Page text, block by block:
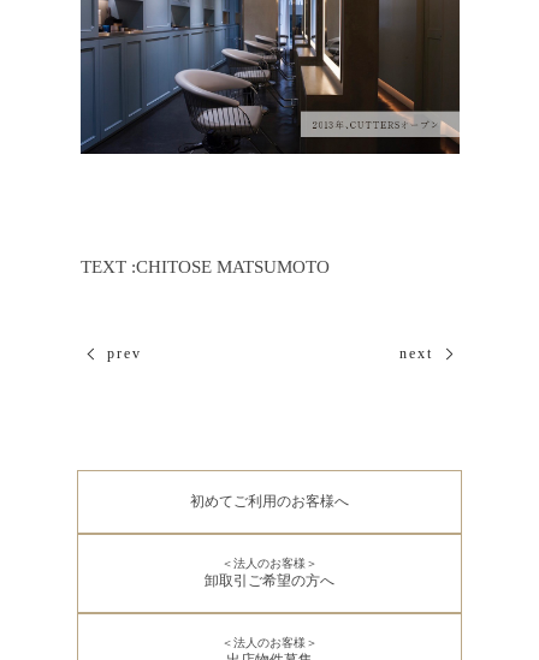
TEXT :CHITOSE MATSUMOTO
prev next
初めてご利用のお客様へ
＜法人のお客様＞
卸取引ご希望の方へ
＜法人のお客様＞